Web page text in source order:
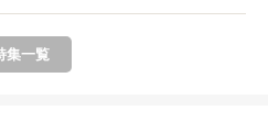
集一覧